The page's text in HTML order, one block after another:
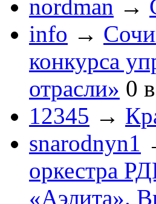
nordman →
info →
конкурса
отрасли» 0 в
12345 →
snarodnyn1
оркестра
«Аэлита».